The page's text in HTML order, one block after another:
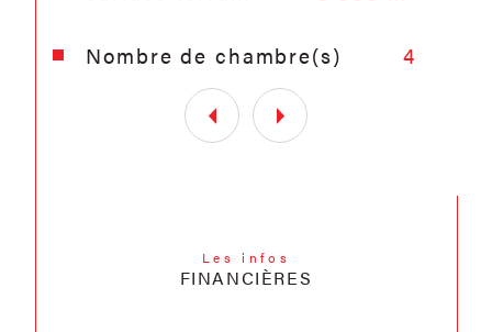
Nombre de chambre(s) 4
Les infos
FINANCIÈRES